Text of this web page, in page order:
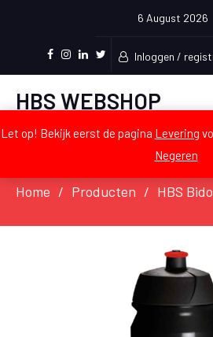
Let op! Bekijk eerst de pagina Levering
Negeren
6 August 2026
Instagram
LinkedIn
Twitter
Inloggen /
HBS WEBSHOP
Home Producten HBS